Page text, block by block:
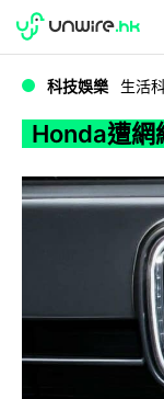
WWDC 2026
科技娛樂 生活
Honda遭網